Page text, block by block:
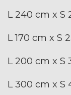
L 240 cm x S
L 170 cm x S
L 200 cm x S
L 300 cm x S